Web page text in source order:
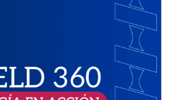
composición
adecuados
grafito) y
de calidad y